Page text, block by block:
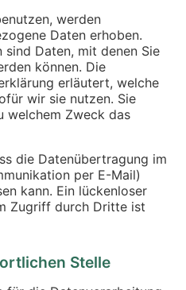
werden
Daten erhoben.
sind Daten, mit denen Sie
können. Die
erläutert, welche
wir sie nutzen. Sie
welchem Zweck das
die Datenübertragung im
per E-Mail)
kann. Ein lückenloser
Zugriff durch Dritte ist
Stelle